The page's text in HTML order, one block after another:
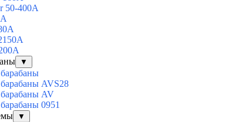
50-400А
▼
AVS28
AV
0951
▼